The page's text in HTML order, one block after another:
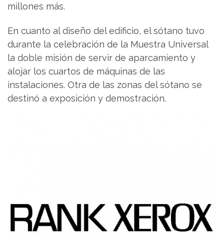
millones más.
En cuanto al diseño del edificio, el sótano tuvo
durante la celebración de la Muestra Universal
la doble misión de servir de aparcamiento y
alojar los cuartos de máquinas de las
instalaciones. Otra de las zonas del sótano se
destinó a exposición y demostración.